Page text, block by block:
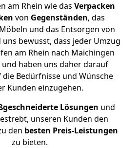
am Rhein wie das Verpacken
von Gegenständen, das
und das Entsorgen von
bewusst, dass jeder Umzug
am Rhein nach Maichingen
haben uns daher darauf
Bedürfnisse und Wünsche
Kunden einzugehen.
Lösungen und
unseren Kunden den
den besten Preis-Leistungen
zu bieten.